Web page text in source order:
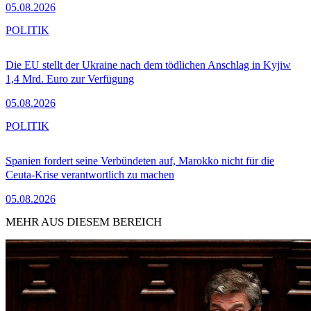
05.08.2026
Die EU stellt der Ukraine nach dem tödlichen Anschlag in Kyjiw
1,4 Mrd. Euro zur Verfügung
05.08.2026
POLITIK
Spanien fordert seine Verbündeten auf, Marokko nicht für die
Ceuta-Krise verantwortlich zu machen
05.08.2026
POLITIK
MEHR AUS DIESEM BEREICH